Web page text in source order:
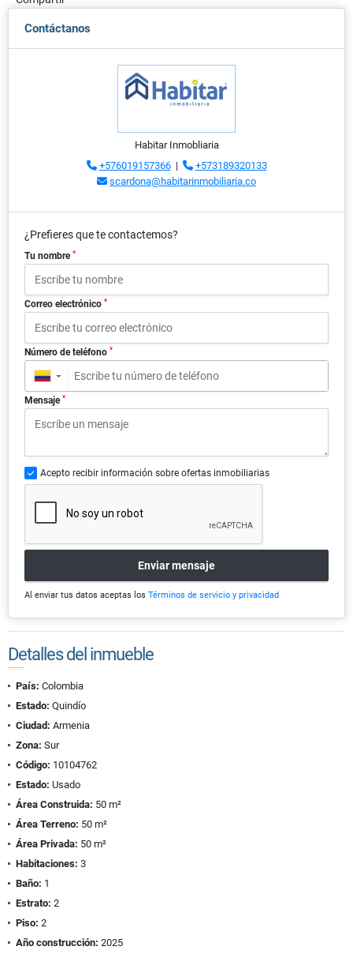
Contáctanos
Habitar Inmobliaria
+576019157366|
+573189320133
scardona@habitarinmobiliaria.co
¿Prefieres que te contactemos?
Tu nombre *
Correo electrónico *
Número de teléfono *
▼
Mensaje *
Acepto recibir información sobre ofertas inmobiliarias
Enviar mensaje
Al enviar tus datos aceptas los Términos de servicio y privacidad
Detalles del inmueble
País: Colombia
Estado: Quindío
Ciudad: Armenia
Zona: Sur
Código: 10104762
Estado: Usado
Área Construida: 50 m²
Área Terreno: 50 m²
Área Privada: 50 m²
Habitaciones: 3
Baño: 1
Estrato: 2
Piso: 2
Año construcción: 2025